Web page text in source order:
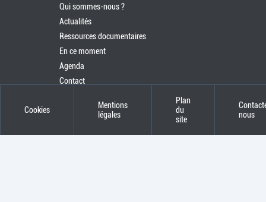
Qui sommes-nous ?
Actualités
Ressources documentaires
En ce moment
Agenda
Contact
Cookies
Mentions
légales
Plan
du
site
nous